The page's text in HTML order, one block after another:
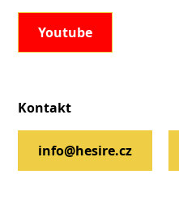
Youtube
Kontakt
info@hesire.cz